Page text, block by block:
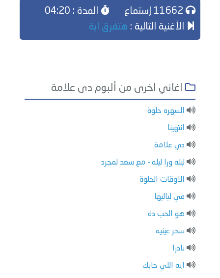
المدة : 04:20
الأغنية التالية : هتفرق اية
اغاني اخرى من ألبوم دى علامة
السهره حلوة
انتهينا
دي علامة
ليله ورا ليله - مع سعد لمجرد
الاوقات الحلوة
في لياليها
هو الحب دة
سحر عينيه
نادرا
ايه اللي جابك